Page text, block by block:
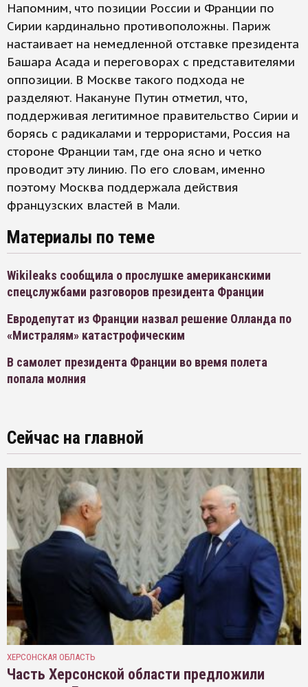
Напомним, что позиции России и Франции по
Сирии кардинально противоположны. Париж
настаивает на немедленной отставке президента
Башара Асада и переговорах с представителями
оппозиции. В Москве такого подхода не
разделяют. Накануне Путин отметил, что,
поддерживая легитимное правительство Сирии и
борясь с радикалами и террористами, Россия на
стороне Франции там, где она ясно и четко
проводит эту линию. По его словам, именно
поэтому Москва поддержала действия
французских властей в Мали.
Материалы по теме
Wikileaks сообщила о прослушке американскими
спецслужбами разговоров президента Франции
Евродепутат из Франции назвал решение Олланда по
«Мистралям» катастрофическим
В самолет президента Франции во время полета
попала молния
Сейчас на главной
ХЕРСОНСКАЯ ОБЛАСТЬ
Часть Херсонской области предложили